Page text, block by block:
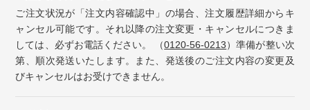
ご注文状況が「注文内容確認中」の場合、注文履歴詳細からキ
ャンセル可能です。それ以降の注文変更・キャンセルにつきま
しては、必ずお電話ください。 （0120-56-0213）準備が整い次
第、順次発送いたします。また、発送後のご注文内容の変更及
びキャンセルはお受けできません。